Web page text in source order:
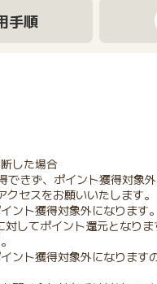
手順
した場合
きず、ポイント獲得対象
セスをお願いいたします。
ント獲得対象外になります
してポイント還元となりま
ト獲得対象外になります